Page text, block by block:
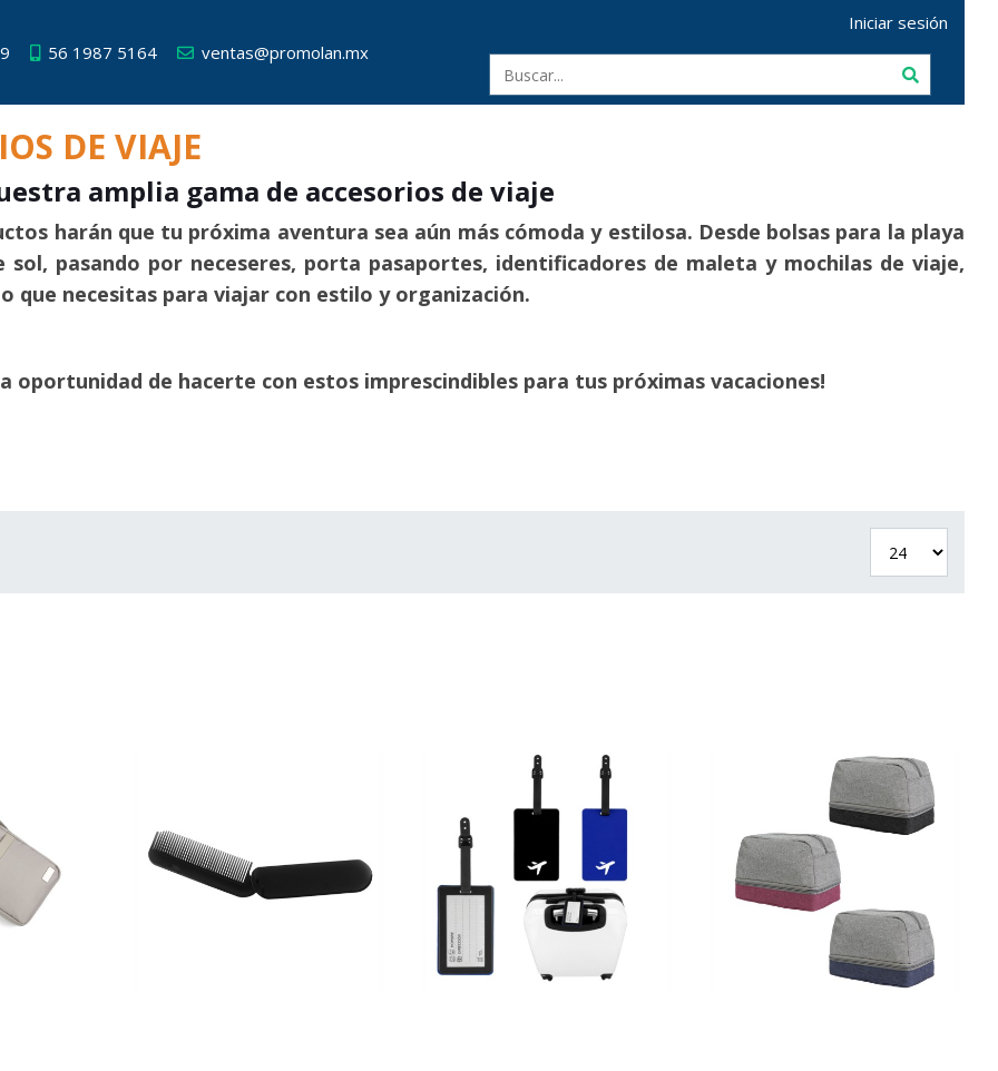
56 1987 5164 ventas@promolan.mx
Iniciar sesión
DE VIAJE
amplia gama de accesorios de viaje
harán que tu próxima aventura sea aún más cómoda y estilosa. Desde bolsas para la playa
sol, pasando por neceseres, porta pasaportes, identificadores de maleta y mochilas de viaje,
que necesitas para viajar con estilo y organización.
oportunidad de hacerte con estos imprescindibles para tus próximas vacaciones!